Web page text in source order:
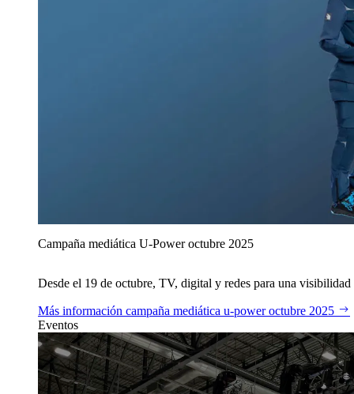
Campaña mediática U‑Power octubre 2025
Desde el 19 de octubre, TV, digital y redes para una
Más información campaña mediática u‑power octubre 2025
Eventos